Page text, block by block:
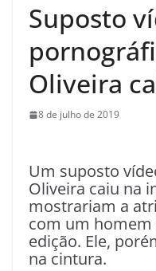
Suposto
Oliveira
8 de julho de 2019
Um suposto
Oliveira caiu na
mostrariam a
com um
edição. Ele,
na cintura.